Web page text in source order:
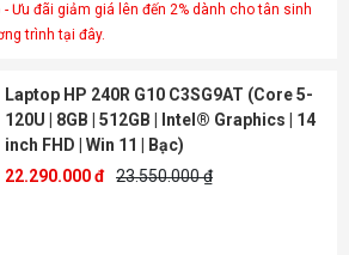
- Ưu đãi giảm giá lên đến 2% dành cho tân sinh
trình tại đây.
Laptop HP 240R G10 C3SG9AT (Core 5-
120U | 8GB | 512GB | Intel® Graphics | 14
inch FHD | Win 11 | Bạc)
22.290.000 đ 23.550.000 ₫